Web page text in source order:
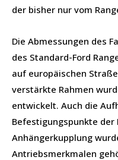
der bisher nur vom
Die Abmessungen des
des Standard-Ford
auf europäischen
verstärkte Rahmen
entwickelt. Auch die
Befestigungspunkte der
Anhängerkupplung
Antriebsmerkmalen